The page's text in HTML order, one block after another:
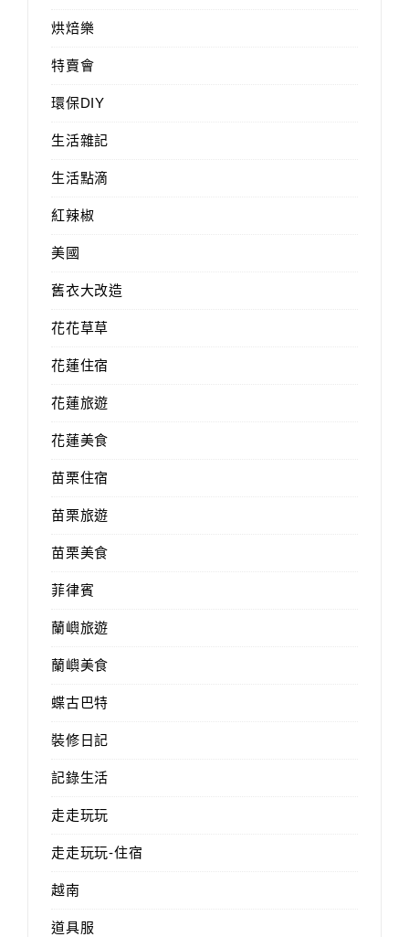
烘焙樂
特賣會
環保DIY
生活雜記
生活點滴
紅辣椒
美國
舊衣大改造
花花草草
花蓮住宿
花蓮旅遊
花蓮美食
苗栗住宿
苗栗旅遊
苗栗美食
菲律賓
蘭嶼旅遊
蘭嶼美食
蝶古巴特
裝修日記
記錄生活
走走玩玩
走走玩玩-住宿
越南
道具服